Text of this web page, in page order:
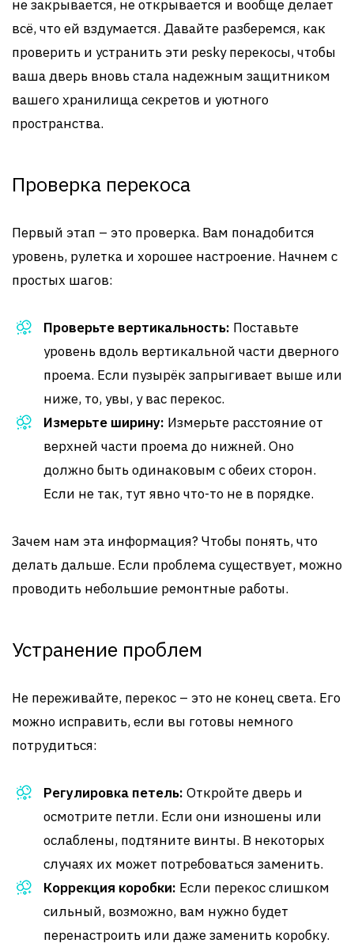
не закрывается, не открывается и вообще делает
всё, что ей вздумается. Давайте разберемся, как
проверить и устранить эти pesky перекосы, чтобы
ваша дверь вновь стала надежным защитником
вашего хранилища секретов и уютного
пространства.
Проверка перекоса
Первый этап – это проверка. Вам понадобится
уровень, рулетка и хорошее настроение. Начнем с
простых шагов:
Проверьте вертикальность: Поставьте
уровень вдоль вертикальной части дверного
проема. Если пузырёк запрыгивает выше или
ниже, то, увы, у вас перекос.
Измерьте ширину: Измерьте расстояние от
верхней части проема до нижней. Оно
должно быть одинаковым с обеих сторон.
Если не так, тут явно что-то не в порядке.
Зачем нам эта информация? Чтобы понять, что
делать дальше. Если проблема существует, можно
проводить небольшие ремонтные работы.
Устранение проблем
Не переживайте, перекос – это не конец света. Его
можно исправить, если вы готовы немного
потрудиться:
Регулировка петель: Откройте дверь и
осмотрите петли. Если они изношены или
ослаблены, подтяните винты. В некоторых
случаях их может потребоваться заменить.
Коррекция коробки: Если перекос слишком
сильный, возможно, вам нужно будет
перенастроить или даже заменить коробку.